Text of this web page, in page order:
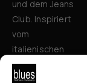
und dem Jeans
Club. Inspiriert
vom
italienischen
Stil verbinden
wir zeitlose